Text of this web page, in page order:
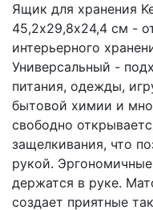
Ящик для хранения
45,2х29,8х24,4 см -
интерьерного
Универсальный -
питания, одежды,
бытовой химии и
свободно
защелкивания, что
рукой.
держатся в руке.
создает приятные